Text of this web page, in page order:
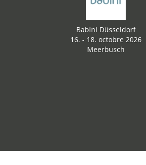
Babini Düsseldorf
16. - 18. octobre 2026
Meerbusch